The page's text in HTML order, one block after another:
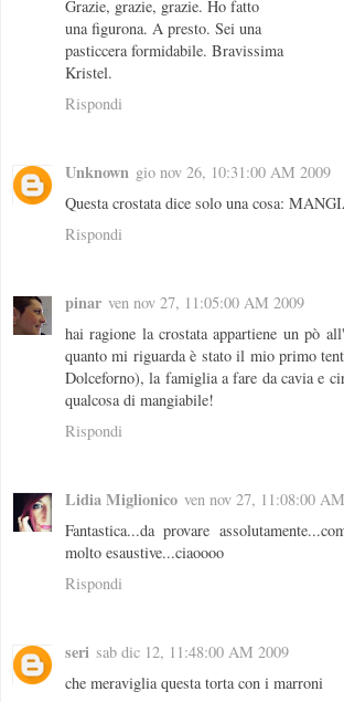
Grazie, grazie, grazie. Ho fatto
una figurona. A presto. Sei una
pasticcera formidabile. Bravissima
Kristel.
Rispondi
Unknown gio nov 26, 10:31:00 AM 2009
Questa crostata dice solo una cosa:
Rispondi
pinar ven nov 27, 11:05:00 AM 2009
hai ragione la crostata appartiene un pò
quanto mi riguarda è stato il mio primo
Dolceforno), la famiglia a fare da cavia e
qualcosa di mangiabile!
Rispondi
Lidia Miglionico ven nov 27, 11:08:00
Fantastica...da provare
molto esaustive...ciaoooo
Rispondi
seri sab dic 12, 11:48:00 AM 2009
che meraviglia questa torta con i marroni